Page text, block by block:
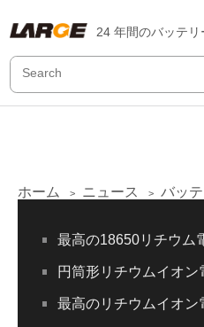
24 年間のバッテ
ホーム > ニュース > バッ
最高の18650リチウム
円筒形リチウムイオン
最高のリチウムイオン